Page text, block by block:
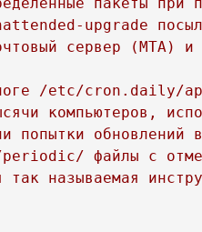
upgrade
сервер (МТА)
/etc/cron.daily/
компьютеров,
попытки
файлы с
так называемая